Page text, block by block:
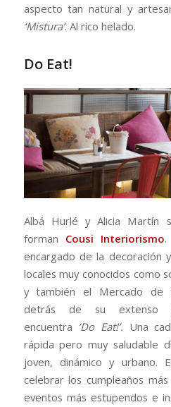
aspecto tan natural y
‘Mistura’. Al rico helado.
Do Eat!
Albá Hurlé y Alicia Martín
forman Cousi Interiorismo
encargado de la decoración
locales muy conocidos como
y también el Mercado de
detrás de su extenso
encuentra ‘Do Eat!’. Una
rápida pero muy saludable
joven, dinámico y urbano.
celebrar los cumpleaños
eventos más estupendos e